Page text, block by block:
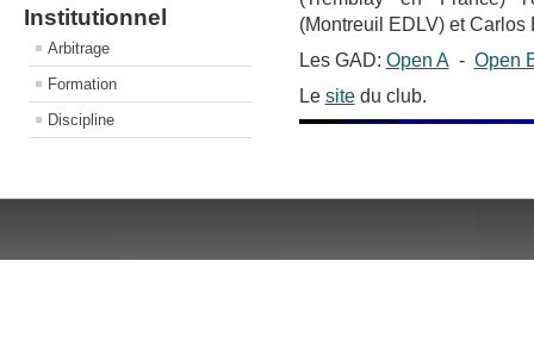
Institutionnel
Arbitrage
Formation
Discipline
(Montreuil EDLV) et Carlos
Les GAD: Open A- Open
Le sitedu club.